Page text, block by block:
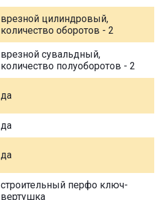
врезной цилиндровый,
количество оборотов - 2
врезной сувальдный,
количество полуоборотов - 2
да
да
да
строительный перфо ключ-
вертушка